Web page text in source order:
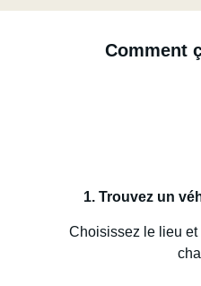
Comment
1. Trouvez un
Choisissez le lieu